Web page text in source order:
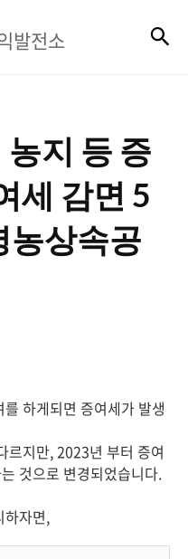
발전소
지 등 증
세 감면 5
농상속공
하게되면 증여세가 발생
르지만, 2023년 부터 증여
것으로 변경되었습니다.
하자면,